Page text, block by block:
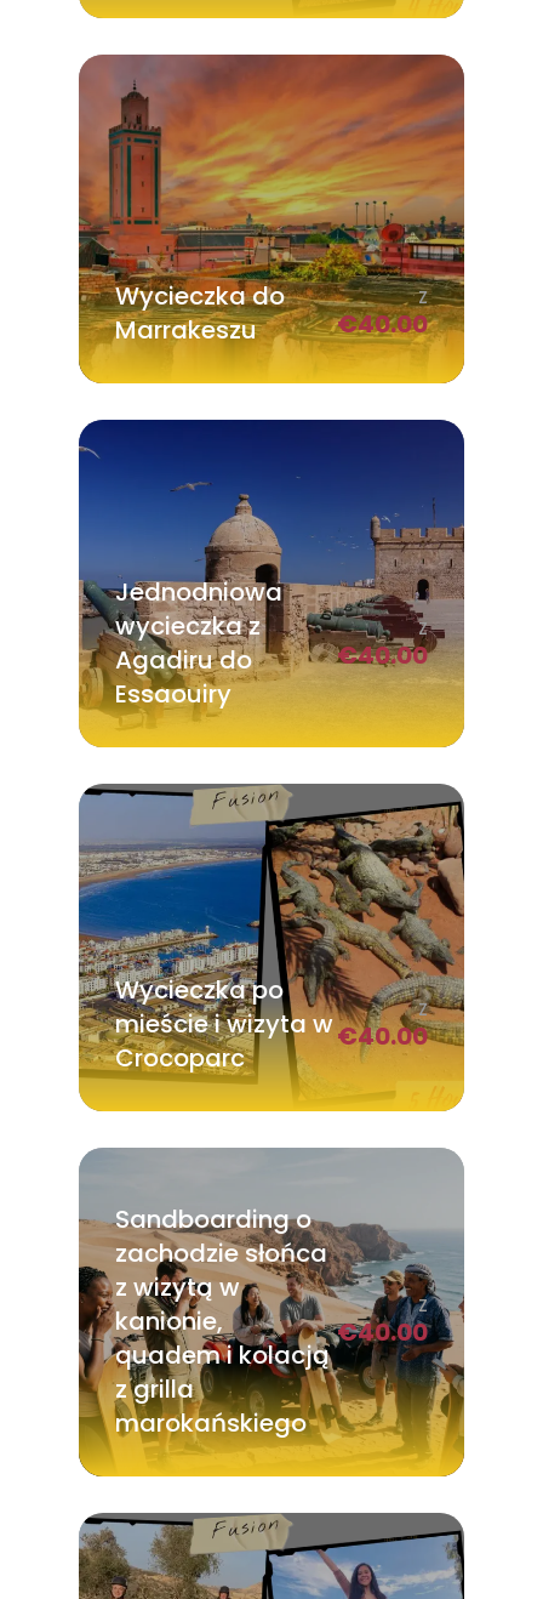
Wycieczka do
Marrakeszu
Z
€40.00
Jednodniowa
wycieczka z
Agadiru do
Essaouiry
Z
€40.00
Wycieczka po
mieście i wizyta w
Crocoparc
Z
€40.00
Sandboarding o
zachodzie słońca
z wizytą w
kanionie,
quadem i kolacją
z grilla
marokańskiego
Z
€40.00